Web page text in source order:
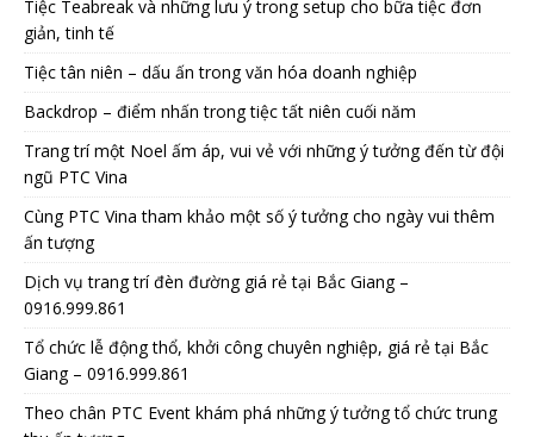
Tiệc Teabreak và những lưu ý trong setup cho bữa tiệc đơn
giản, tinh tế
Tiệc tân niên – dấu ấn trong văn hóa doanh nghiệp
Backdrop – điểm nhấn trong tiệc tất niên cuối năm
Trang trí một Noel ấm áp, vui vẻ với những ý tưởng đến từ đội
ngũ PTC Vina
Cùng PTC Vina tham khảo một số ý tưởng cho ngày vui thêm
ấn tượng
Dịch vụ trang trí đèn đường giá rẻ tại Bắc Giang –
0916.999.861
Tổ chức lễ động thổ, khởi công chuyên nghiệp, giá rẻ tại Bắc
Giang – 0916.999.861
Theo chân PTC Event khám phá những ý tưởng tổ chức trung